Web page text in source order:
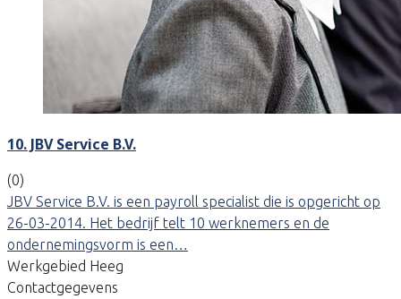
10. JBV Service B.V.
(0)
JBV Service B.V. is een payroll specialist die is opgericht op
26-03-2014. Het bedrijf telt 10 werknemers en de
ondernemingsvorm is een…
Werkgebied Heeg
Contactgegevens